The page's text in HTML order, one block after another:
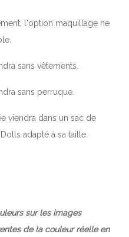
l'option maquillage ne
sans vêtements.
sans perruque.
viendra dans un sac de
adapté à sa taille.
sur les images
de la couleur réelle en